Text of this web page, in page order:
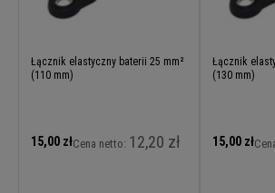
Łącznik elastyczny baterii 25 mm²
(110 mm)
15,00 złCena netto: 12,20 zł
Łącznik
(130 mm)
15,00 zł